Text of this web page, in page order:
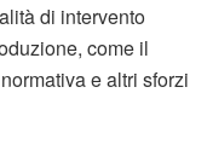
di intervento
come il
e altri sforzi